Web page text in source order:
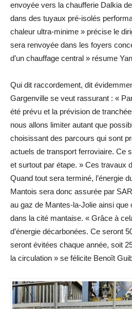
envoyée vers la chaufferie Dalkia
dans des tuyaux pré-isolés
chaleur ultra-minime » précise le
sera renvoyée dans les foyers
d’un chauffage ­central » résume
Qui dit raccordement, dit
Gargenville se veut rassurant : «
été prévu et la prévision de
nous allons limiter autant que
choisissant des parcours qui sont
actuels de transport ferroviaire. Ce
et surtout par étape. » Ces travaux
Quand tout sera terminé, l’énergie
Mantois sera donc assurée par
au gaz de Mantes-la-Jolie ainsi que
dans la cité mantaise. « Grâce à
d’énergie décarbonées. Ce seront
seront évitées chaque année, soit
la circulation » se félicite Benoît